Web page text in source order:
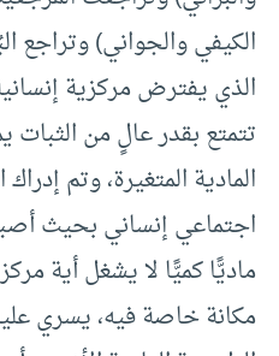
الكيفي والجواني) وتراجع
الذي يفترض مركزية
تتمتع بقدر عالٍ من الثبات
المادية المتغيرة، وتم
اجتماعي إنساني بحيث
ماديًّا كميًّا لا يشغل أية
مكانة خاصة فيه، يسري